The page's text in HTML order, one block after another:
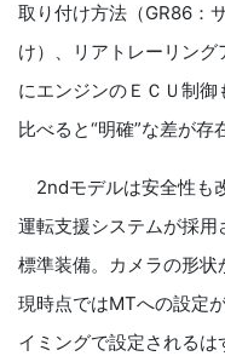
取り付け方法（GR86：
け）、リアトレーリン
にエンジンのＥＣＵ制
比べると“明確”な差が存
2ndモデルは安全性も
運転支援システムが採
標準装備。カメラの形状
現時点ではMTへの設定
イミングで設定されるは